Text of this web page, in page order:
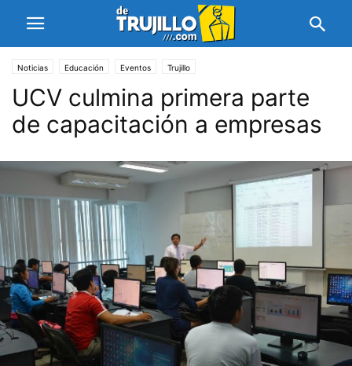
Noticias Educación Eventos Trujillo
UCV culmina primera parte
de capacitación a empresas